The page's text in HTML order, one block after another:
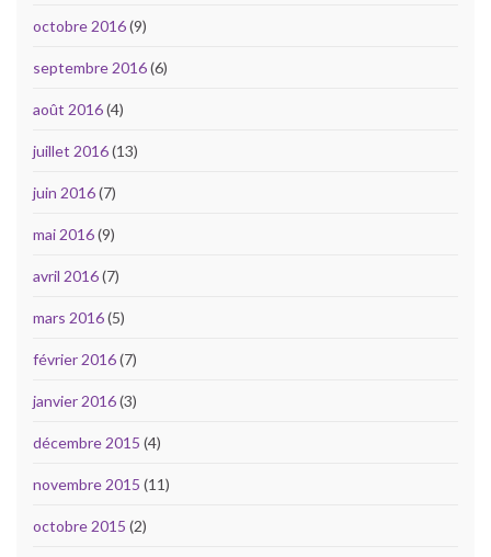
octobre 2016(9)
septembre 2016(6)
août 2016(4)
juillet 2016(13)
juin 2016(7)
mai 2016(9)
avril 2016(7)
mars 2016(5)
février 2016(7)
janvier 2016(3)
décembre 2015 (4)
novembre 2015 (11)
octobre 2015 (2)